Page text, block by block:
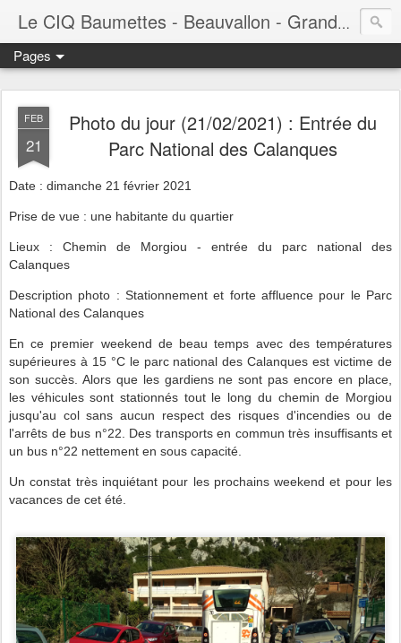
Le CIQ Baumettes - Beauvallon - Grandval - Seigneurie - Valmont - Vert-Plan
Pages
FEB
21
Photo du jour (21/02/2021) : Entrée du
Parc National des Calanques
Date : dimanche 21 février 2021
Prise de vue : une habitante du quartier
Lieux : Chemin de Morgiou - entrée du parc national des
Calanques
Description photo : Stationnement et forte affluence pour le Parc
National des Calanques
En ce premier weekend de beau temps avec des températures
supérieures à 15 °C le parc national des Calanques est victime de
son succès. Alors que les gardiens ne sont pas encore en place,
les véhicules sont stationnés tout le long du chemin de Morgiou
jusqu'au col sans aucun respect des risques d'incendies ou de
l'arrêts de bus n°22. Des transports en commun très insuffisants et
un bus n°22 nettement en sous capacité.
Un constat très inquiétant pour les prochains weekend et pour les
vacances de cet été.